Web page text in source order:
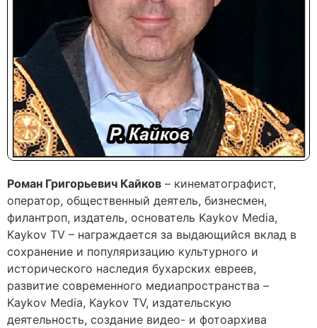
Роман Григорьевич Кайков – кинематографист,
оператор, общественный деятель, бизнесмен,
филантроп, издатель, основатель Kaykov Media,
Kaykov TV – награждается за выдающийся вклад в
сохранение и популяризацию культурного и
исторического наследия бухарских евреев,
развитие современного медиапространства –
Kaykov Media, Kaykov TV, издательскую
деятельность, создание видео- и фотоархива